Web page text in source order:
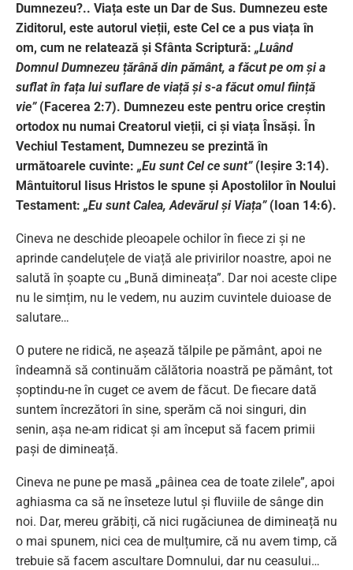
Dumnezeu?.. Viața este un Dar de Sus. Dumnezeu este
Ziditorul, este autorul vieții, este Cel ce a pus viața în
om, cum ne relatează și Sfânta Scriptură: „Luând
Domnul Dumnezeu țărână din pământ, a făcut pe om și a
suflat în fața lui suflare de viață și s-a făcut omul ființă
vie”(Facerea 2:7). Dumnezeu este pentru orice creștin
ortodox nu numai Creatorul vieții, ci și viața Însăși. În
Vechiul Testament, Dumnezeu se prezintă în
următoarele cuvinte: „Eu sunt Cel ce sunt”(Ieșire 3:14).
Mântuitorul Iisus Hristos le spune și Apostolilor în Noului
Testament: „Eu sunt Calea, Adevărul și Viața”(Ioan 14:6).
Cineva ne deschide pleoapele ochilor în fiece zi și ne
aprinde candeluțele de viață ale privirilor noastre, apoi ne
salută în șoapte cu „Bună dimineața”. Dar noi aceste clipe
nu le simțim, nu le vedem, nu auzim cuvintele duioase de
salutare…
O putere ne ridică, ne așează tălpile pe pământ, apoi ne
îndeamnă să continuăm călătoria noastră pe pământ, tot
șoptindu-ne în cuget ce avem de făcut. De fiecare dată
suntem încrezători în sine, sperăm că noi singuri, din
senin, așa ne-am ridicat și am început să facem primii
pași de dimineață.
Cineva ne pune pe masă „pâinea cea de toate zilele”, apoi
aghiasma ca să ne înseteze lutul și fluviile de sânge din
noi. Dar, mereu grăbiți, că nici rugăciunea de dimineață nu
o mai spunem, nici cea de mulțumire, că nu avem timp, că
trebuie să facem ascultare Domnului, dar nu ceasului…